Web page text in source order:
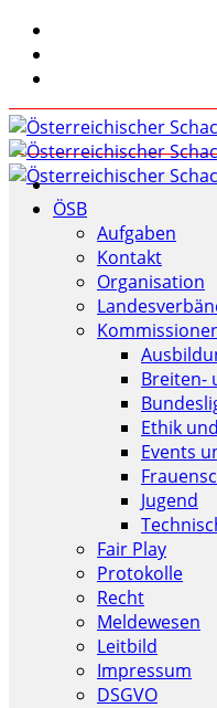
ÖSB
Aufgaben
Kontakt
Organisation
Breiten-
Ethik
Events
Jugend
Fair Play
Protokolle
Recht
Meldewesen
Leitbild
Impressum
DSGVO